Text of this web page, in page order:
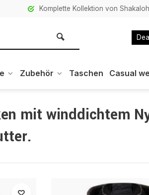
Komplette Kollektion von
Zubehör Taschen Casual
mit winddichtem